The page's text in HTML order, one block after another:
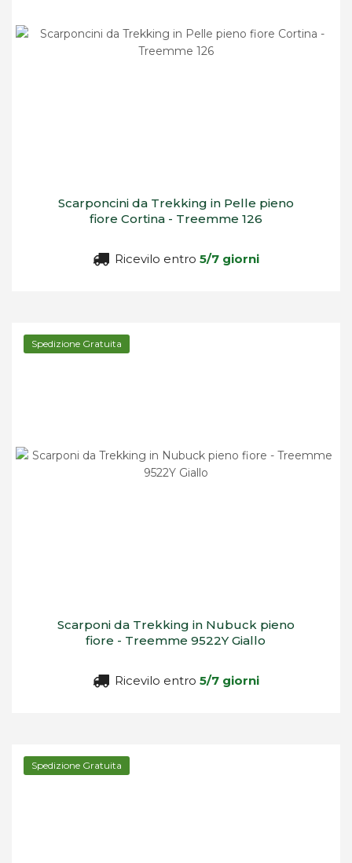
Scarponcini da Trekking in Pelle pieno
fiore Cortina - Treemme 126
Ricevilo entro 5/7 giorni
Spedizione Gratuita
Scarponi da Trekking in Nubuck pieno
fiore - Treemme 9522Y Giallo
Ricevilo entro 5/7 giorni
Spedizione Gratuita